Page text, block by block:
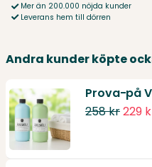
Mer än 200.000 nöjda kunder
Leverans hem till dörren
Andra kunder köpte
258 kr229